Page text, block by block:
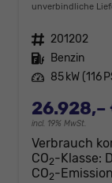
unverbindliche
Fahrzeugnr. 201202
Kraftstoff Benzin
Leistung 85 kW (116
26.928,–
incl. 19% MwSt.
Verbrauch
CO2-Klasse: D
CO2-